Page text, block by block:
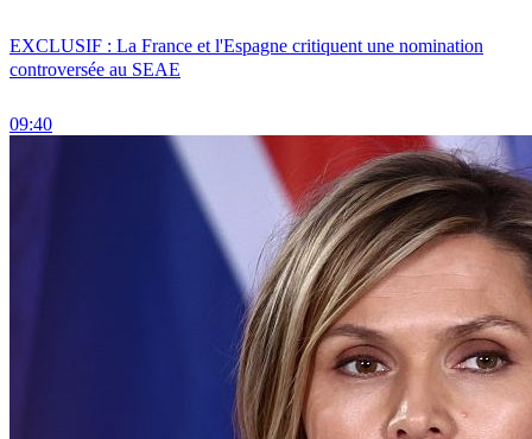
EXCLUSIF : La France et l'Espagne critiquent une nomination
controversée au SEAE
09:40